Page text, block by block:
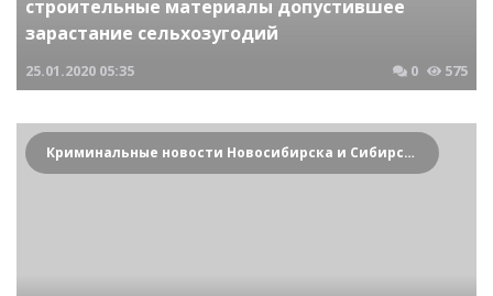
строительные материалы допустившее
зарастание сельхозугодий
25.01.2020 05:35 0 575
Криминальные новости Новосибирска и Сибирского региона